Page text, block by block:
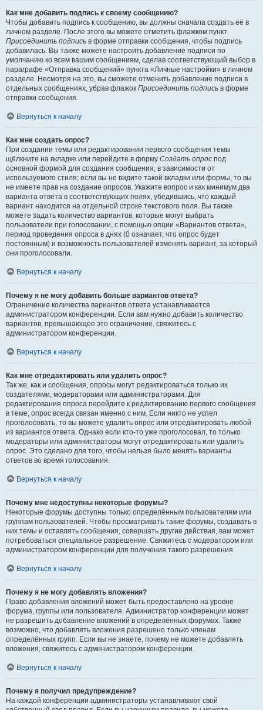
Как мне добавить подпись к своему сообщению?
Чтобы добавить подпись к сообщению, вы должны сначала создать её в
личном разделе. После этого вы можете отметить флажком пункт
Присоединить подпись в форме отправки сообщения, чтобы подпись
добавилась. Вы также можете настроить добавление подписи по
умолчанию ко всем вашим сообщениям, сделав соответствующий выбор в
параграфе «Отправка сообщений» пункта «Личные настройки» в личном
разделе. Несмотря на это, вы сможете отменить добавление подписи в
отдельных сообщениях, убрав флажок Присоединить подпись в форме
отправки сообщения.
Вернуться к началу
Как мне создать опрос?
При создании темы или редактировании первого сообщения темы
щёлкните на вкладке или перейдите в форму Создать опрос под
основной формой для создания сообщения, в зависимости от
используемого стиля; если вы не видите такой вкладки или формы, то вы
не имеете прав на создание опросов. Укажите вопрос и как минимум два
варианта ответа в соответствующих полях, убедившись, что каждый
вариант находится на отдельной строке текстового поля. Вы также
можете задать количество вариантов, которые могут выбрать
пользователи при голосовании, с помощью опции «Вариантов ответа»,
период проведения опроса в днях (0 означает, что опрос будет
постоянным) и возможность пользователей изменять вариант, за который
они проголосовали.
Вернуться к началу
Почему я не могу добавить больше вариантов ответа?
Ограничение количества вариантов ответа устанавливается
администратором конференции. Если вам нужно добавить количество
вариантов, превышающее это ограничение, свяжитесь с
администратором конференции.
Вернуться к началу
Как мне отредактировать или удалить опрос?
Так же, как и сообщения, опросы могут редактироваться только их
создателями, модераторами или администраторами. Для
редактирования опроса перейдите к редактированию первого сообщения
в теме; опрос всегда связан именно с ним. Если никто не успел
проголосовать, то вы можете удалить опрос или отредактировать любой
из вариантов ответа. Однако если кто-то уже проголосовал, то только
модераторы или администраторы могут отредактировать или удалить
опрос. Это сделано для того, чтобы нельзя было менять варианты
ответов во время голосования.
Вернуться к началу
Почему мне недоступны некоторые форумы?
Некоторые форумы доступны только определённым пользователям или
группам пользователей. Чтобы просматривать такие форумы, создавать в
них темы и оставлять сообщения, совершать другие действия, вам может
потребоваться специальное разрешение. Свяжитесь с модератором или
администратором конференции для получения такого разрешения.
Вернуться к началу
Почему я не могу добавлять вложения?
Право добавления вложений может быть предоставлено на уровне
форума, группы или пользователя. Администратор конференции может
не разрешить добавление вложений в определённых форумах. Также
возможно, что добавлять вложения разрешено только членам
определённых групп. Если вы не знаете, почему не можете добавлять
вложения, свяжитесь с администратором конференции.
Вернуться к началу
Почему я получил предупреждение?
На каждой конференции администраторы устанавливают свой